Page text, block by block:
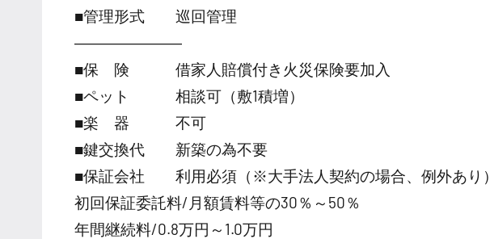
■管理形式 巡回管理
―――――――
■保 険 借家人賠償付き火災保険要加入
■ペット 相談可（敷1積増）
■楽 器 不可
■鍵交換代 新築の為不要
■保証会社 利用必須（※大手法人契約の場合、例外あり）
初回保証委託料/月額賃料等の30％～50％
年間継続料/0.8万円～1.0万円